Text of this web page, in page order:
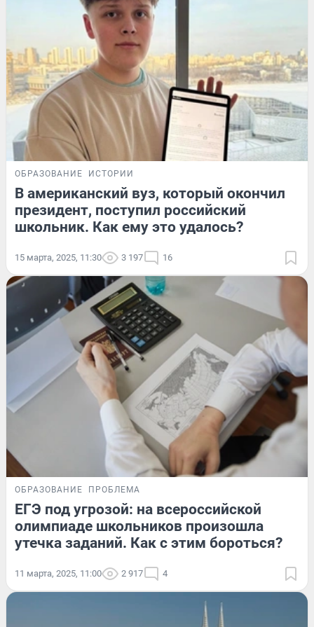
ОБРАЗОВАНИЕ ИСТОРИИ
В американский вуз, который окончил
президент, поступил российский
школьник. Как ему это удалось?
15 марта, 2025, 11:30 3 197 16
ОБРАЗОВАНИЕ ПРОБЛЕМА
ЕГЭ под угрозой: на всероссийской
олимпиаде школьников произошла
утечка заданий. Как с этим бороться?
11 марта, 2025, 11:00 2 917 4